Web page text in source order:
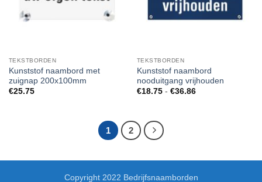
TEKSTBORDEN
Kunststof naambord met
zuignap 200x100mm
€25.75
TEKSTBORDEN
Kunststof naambord
nooduitgang vrijhouden
€18.75 - €36.86Prijsklasse:
1 2
Copyright 2022 Bedrijfsnaamborden